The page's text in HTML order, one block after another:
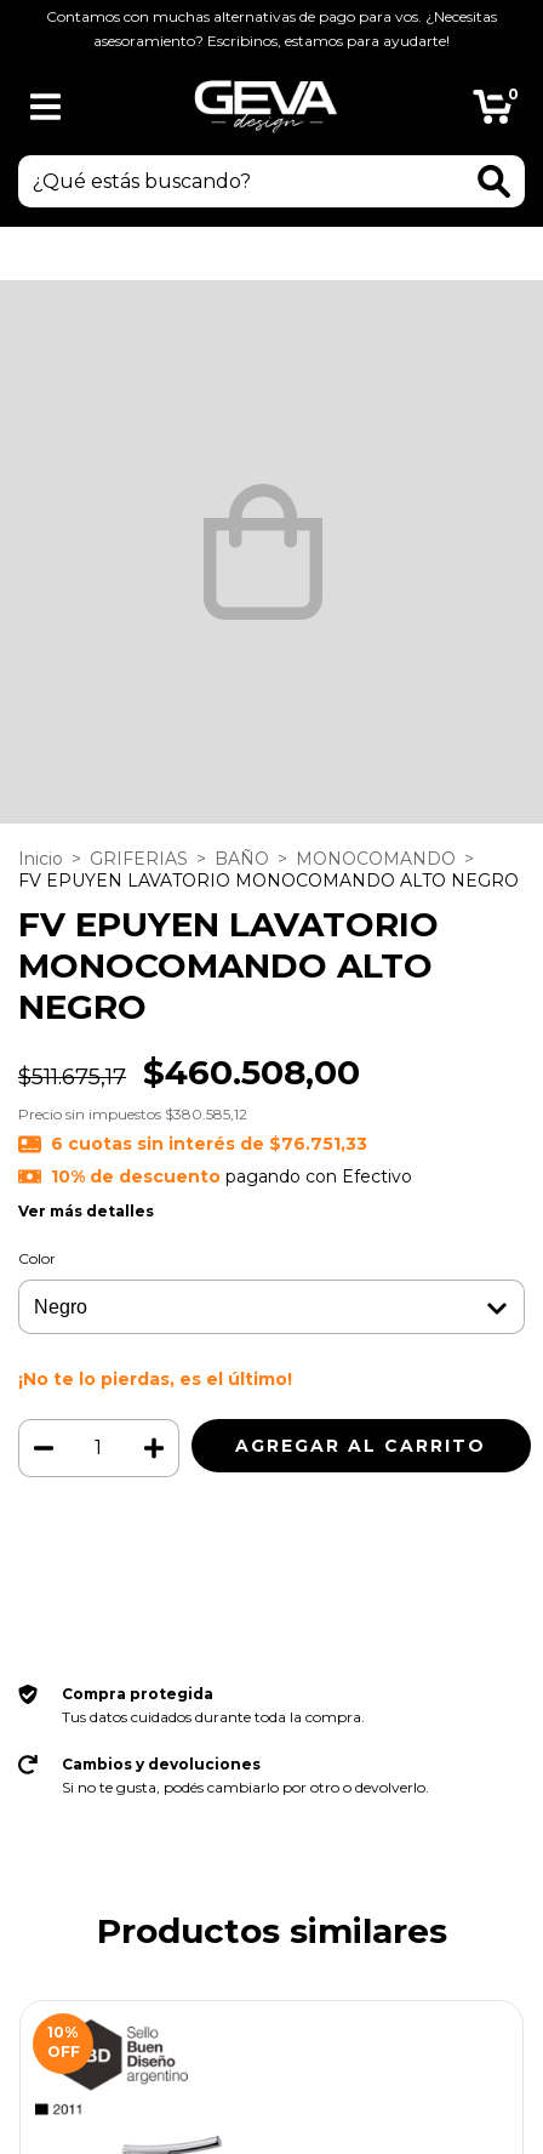
Contamos con muchas alternativas de pago para vos. ¿Necesitas
asesoramiento? Escribinos, estamos para ayudarte!
0
Inicio > GRIFERIAS > BAÑO > MONOCOMANDO >
FV EPUYEN LAVATORIO MONOCOMANDO ALTO NEGRO
FV EPUYEN LAVATORIO
MONOCOMANDO ALTO
NEGRO
$511.675,17 $460.508,00
Precio sin impuestos $380.585,12
6 cuotas sin interés de $76.751,33
10% de descuentopagando con Efectivo
Ver más detalles
Color
¡No te lo pierdas, es el último!
Compra protegida
Tus datos cuidados durante toda la compra.
Cambios y devoluciones
Si no te gusta, podés cambiarlo por otro o devolverlo.
Productos similares
10%
OFF